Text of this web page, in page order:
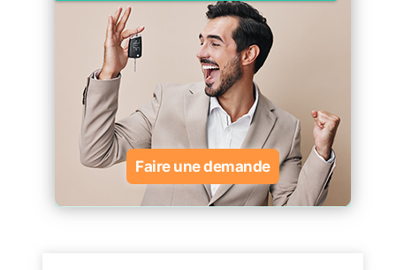
Faire une demande